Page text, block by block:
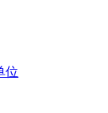
位